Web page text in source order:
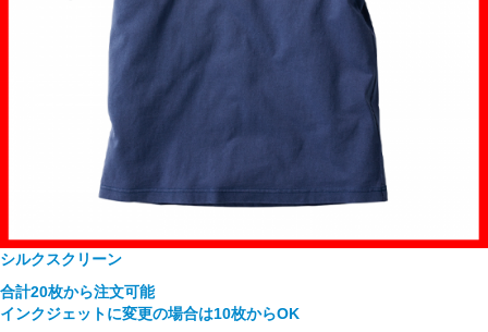
シルクスクリーン
合計20枚から注文可能
インクジェットに変更の場合は10枚からOK